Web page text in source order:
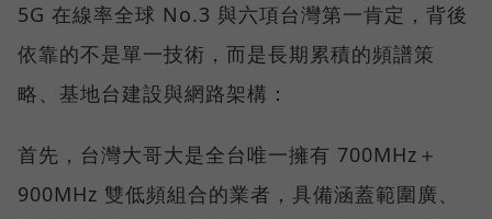
5G 在線率全球 No.3 與六項台灣第一肯定，背後
依靠的不是單一技術，而是長期累積的頻譜策
略、基地台建設與網路架構：
首先，台灣大哥大是全台唯一擁有 700MHz＋
900MHz 雙低頻組合的業者，具備涵蓋範圍廣、